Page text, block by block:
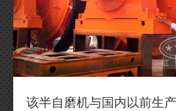
该半自磨机与国内以前生